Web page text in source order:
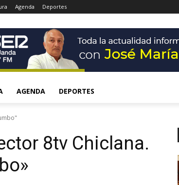
Agenda Deportes
AGENDA DEPORTES
8tv Chiclana.